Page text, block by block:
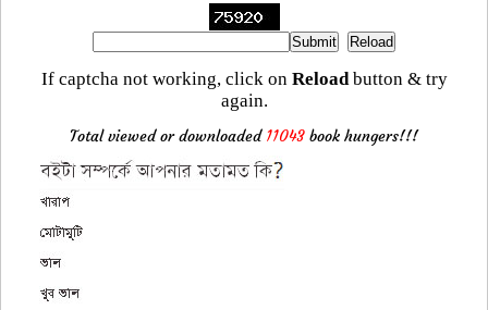
If captcha not working, click on Reloadbutton & try
again.
Total viewed or downloaded 11043 book hungers!!!